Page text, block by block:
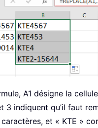
A1 désigne la
3 indiquent qu’il faut
et « KTE »